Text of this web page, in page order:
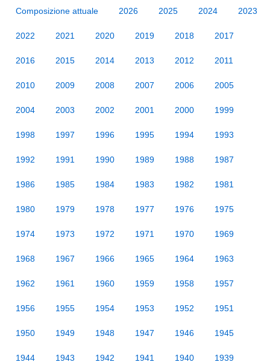
Composizione attuale 2026 2025 2024 2023
2022 2021 2020 2019 2018 2017
2016 2015 2014 2013 2012 2011
2010 2009 2008 2007 2006 2005
2004 2003 2002 2001 2000 1999
1998 1997 1996 1995 1994 1993
1992 1991 1990 1989 1988 1987
1986 1985 1984 1983 1982 1981
1980 1979 1978 1977 1976 1975
1974 1973 1972 1971 1970 1969
1968 1967 1966 1965 1964 1963
1962 1961 1960 1959 1958 1957
1956 1955 1954 1953 1952 1951
1950 1949 1948 1947 1946 1945
1944 1943 1942 1941 1940 1939